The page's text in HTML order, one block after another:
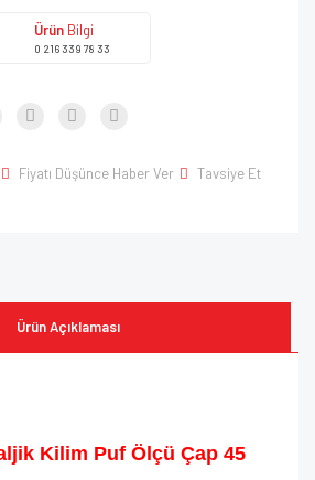
Ürün Bilgi
0 216 339 78 33
Fiyatı Düşünce Haber Ver Tavsiye Et
Ürün Açıklaması
Kilim Puf Ölçü Çap 45